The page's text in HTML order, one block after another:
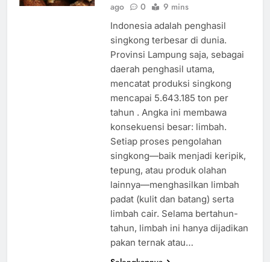
ago
0 9 mins
Indonesia adalah penghasil
singkong terbesar di dunia.
Provinsi Lampung saja, sebagai
daerah penghasil utama,
mencatat produksi singkong
mencapai 5.643.185 ton per
tahun . Angka ini membawa
konsekuensi besar: limbah.
Setiap proses pengolahan
singkong—baik menjadi keripik,
tepung, atau produk olahan
lainnya—menghasilkan limbah
padat (kulit dan batang) serta
limbah cair. Selama bertahun-
tahun, limbah ini hanya dijadikan
pakan ternak atau…